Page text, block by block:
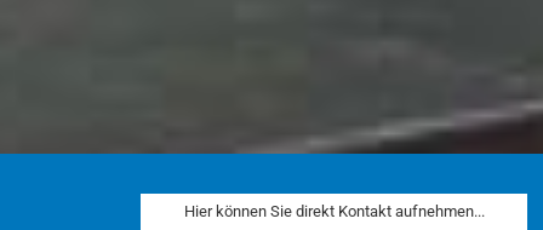
Hier können Sie direkt Kontakt aufnehmen...